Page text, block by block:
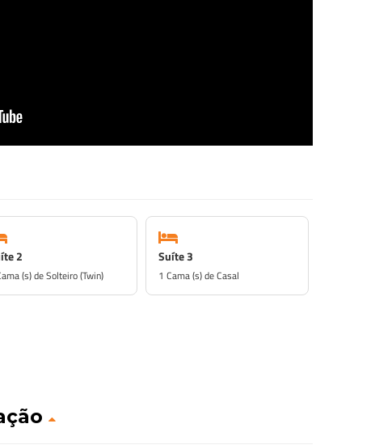
2
(s) de Solteiro (Twin)
Suíte 3
1 Cama (s) de Casal